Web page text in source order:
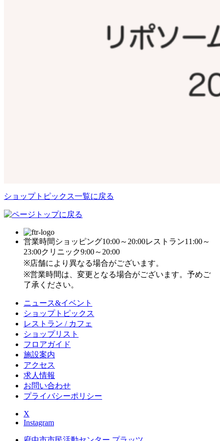
ショップトピックス一覧に戻る
営業時間 ショッピング10:00～20:00レストラン11:00～
23:00クリニック9:00～20:00
※店舗により異なる場合がございます。
※営業時間は、変更となる場合がございます。予めご
了承ください。
ニュース&イベント
ショップトピックス
レストラン / カフェ
ショップリスト
フロアガイド
施設案内
アクセス
求人情報
お問い合わせ
プライバシーポリシー
X
Instagram